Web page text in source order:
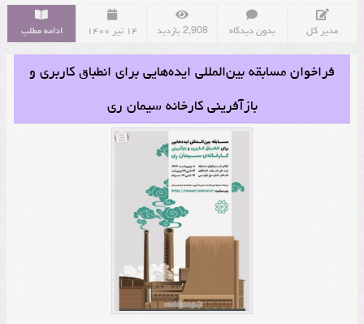
مدیر کل بدون دیدگاه 2,908 بازدید ۱۴ تیر ۱۴۰۰ ادامه مطلب
فراخوان مسابقه بین‌المللی ایده‌هایی برای انطباق کاربری و
بازآفرینی کارخانه سیمان ری